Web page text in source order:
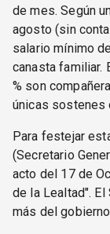
de mes. Según
agosto (sin
salario mínimo
canasta familiar.
% son
únicas sostenes
Para festejar
(Secretario
acto del 17 de
de la Lealtad". El
más del